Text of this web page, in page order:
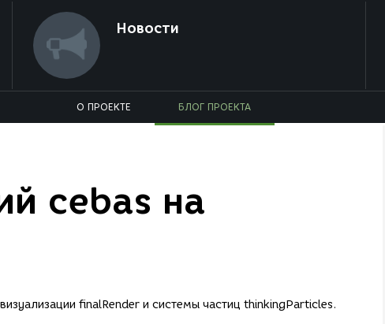
Новости
О ПРОЕКТЕ БЛОГ ПРОЕКТА
сebas на
finalRender и системы частиц thinkingParticles.